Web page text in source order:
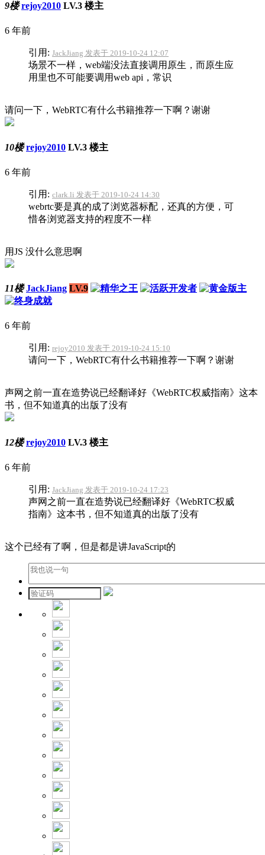
9楼 rejoy2010 LV.3 楼主
6 年前
引用: JackJiang 发表于 2019-10-24 12:07
场景不一样，web端没法直接调用原生，而原生应
用里也不可能要调用web api，常识
请问一下，WebRTC有什么书籍推荐一下啊？谢谢
10楼 rejoy2010 LV.3 楼主
6 年前
引用: clark.li 发表于 2019-10-24 14:30
webrtc要是真的成了浏览器标配，还真的方便，可
惜各浏览器支持的程度不一样
用JS 没什么意思啊
11楼 JackJiang LV.9
6 年前
引用: rejoy2010 发表于 2019-10-24 15:10
请问一下，WebRTC有什么书籍推荐一下啊？谢谢
声网之前一直在造势说已经翻译好《WebRTC权威指南》这本
书，但不知道真的出版了没有
12楼 rejoy2010 LV.3 楼主
6 年前
引用: JackJiang 发表于 2019-10-24 17:23
声网之前一直在造势说已经翻译好《WebRTC权威
指南》这本书，但不知道真的出版了没有
这个已经有了啊，但是都是讲JavaScript的